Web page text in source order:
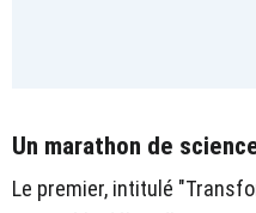
Un marathon de
Le premier, intitulé